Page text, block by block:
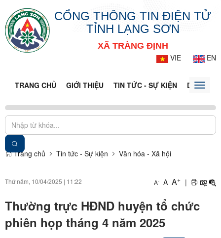
CỔNG THÔNG TIN ĐIỆN TỬ
TỈNH LẠNG SƠN
XÃ TRÀNG ĐỊNH
VIE
EN
TRANG CHỦ GIỚI THIỆU TIN TỨC - SỰ KIỆN DỊCH VỤ
Toggle
Trang chủ Tin tức - Sự kiện Văn hóa - Xã hội
Thứ năm, 10/04/2025 | 11:22 A- A A+ |
Thường trực HĐND huyện tổ chức
phiên họp tháng 4 năm 2025